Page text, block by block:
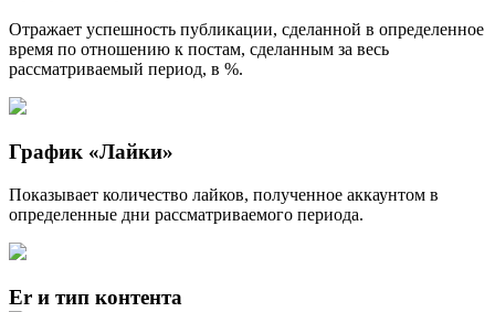
Отражает успешность публикации, сделанной в определенное
время по отношению к постам, сделанным за весь
рассматриваемый период, в %.
График «Лайки»
Показывает количество лайков, полученное аккаунтом в
определенные дни рассматриваемого периода.
Er и тип контента